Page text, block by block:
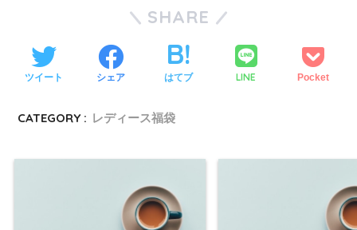
SHARE
ツイート シェア はてブ LINE Pocket
CATEGORY : レディース福袋